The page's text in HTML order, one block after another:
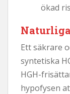
ökad
Ett säkrare
syntetiska
HGH-
hypofysen